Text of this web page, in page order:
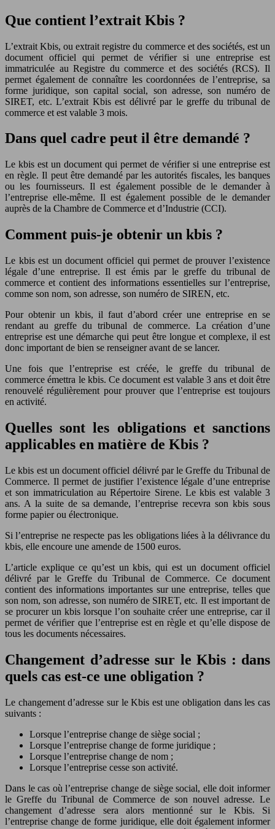
Que contient l’extrait Kbis ?
L’extrait Kbis, ou extrait registre du commerce et des sociétés, est un
document officiel qui permet de vérifier si une entreprise est
immatriculée au Registre du commerce et des sociétés (RCS). Il
permet également de connaître les coordonnées de l’entreprise, sa
forme juridique, son capital social, son adresse, son numéro de
SIRET, etc. L’extrait Kbis est délivré par le greffe du tribunal de
commerce et est valable 3 mois.
Dans quel cadre peut il être demandé ?
Le kbis est un document qui permet de vérifier si une entreprise est
en règle. Il peut être demandé par les autorités fiscales, les banques
ou les fournisseurs. Il est également possible de le demander à
l’entreprise elle-même. Il est également possible de le demander
auprès de la Chambre de Commerce et d’Industrie (CCI).
Comment puis-je obtenir un kbis ?
Le kbis est un document officiel qui permet de prouver l’existence
légale d’une entreprise. Il est émis par le greffe du tribunal de
commerce et contient des informations essentielles sur l’entreprise,
comme son nom, son adresse, son numéro de SIREN, etc.
Pour obtenir un kbis, il faut d’abord créer une entreprise en se
rendant au greffe du tribunal de commerce. La création d’une
entreprise est une démarche qui peut être longue et complexe, il est
donc important de bien se renseigner avant de se lancer.
Une fois que l’entreprise est créée, le greffe du tribunal de
commerce émettra le kbis. Ce document est valable 3 ans et doit être
renouvelé régulièrement pour prouver que l’entreprise est toujours
en activité.
Quelles sont les obligations et sanctions
applicables en matière de Kbis ?
Le kbis est un document officiel délivré par le Greffe du Tribunal de
Commerce. Il permet de justifier l’existence légale d’une entreprise
et son immatriculation au Répertoire Sirene. Le kbis est valable 3
ans. A la suite de sa demande, l’entreprise recevra son kbis sous
forme papier ou électronique.
Si l’entreprise ne respecte pas les obligations liées à la délivrance du
kbis, elle encoure une amende de 1500 euros.
L’article explique ce qu’est un kbis, qui est un document officiel
délivré par le Greffe du Tribunal de Commerce. Ce document
contient des informations importantes sur une entreprise, telles que
son nom, son adresse, son numéro de SIRET, etc. Il est important de
se procurer un kbis lorsque l’on souhaite créer une entreprise, car il
permet de vérifier que l’entreprise est en règle et qu’elle dispose de
tous les documents nécessaires.
Changement d’adresse sur le Kbis : dans
quels cas est-ce une obligation ?
Le changement d’adresse sur le Kbis est une obligation dans les cas
suivants :
Lorsque l’entreprise change de siège social ;
Lorsque l’entreprise change de forme juridique ;
Lorsque l’entreprise change de nom ;
Lorsque l’entreprise cesse son activité.
Dans le cas où l’entreprise change de siège social, elle doit informer
le Greffe du Tribunal de Commerce de son nouvel adresse. Le
changement d’adresse sera alors mentionné sur le Kbis. Si
l’entreprise change de forme juridique, elle doit également informer